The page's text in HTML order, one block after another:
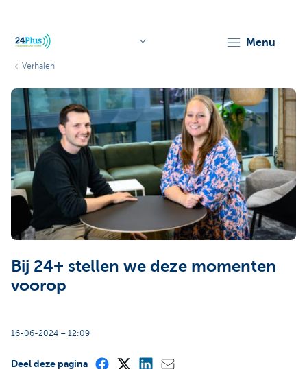
menu
Verhalen
Bij 24+ stellen we deze momenten
voorop
16-06-2024 – 12:09
Deel deze pagina